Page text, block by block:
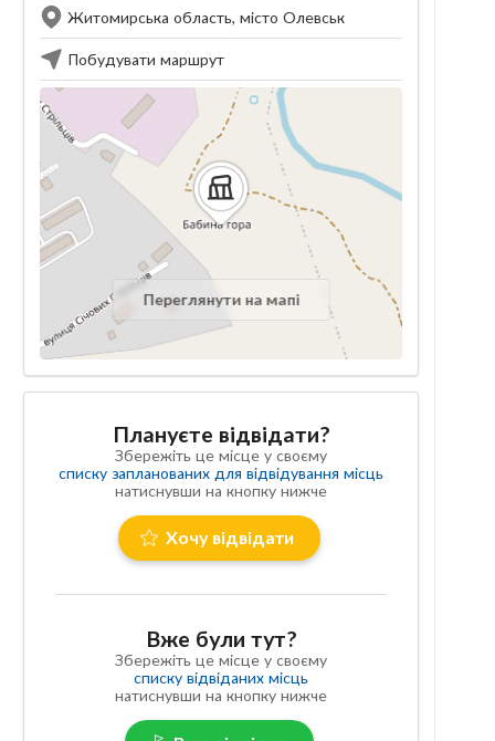
Житомирська область, місто Олевськ
Побудувати маршрут
Переглянути на мапі
Плануєте відвідати?
Збережіть це місце у своєму
списку запланованих для відвідування місць
натиснувши на кнопку нижче
Хочу відвідати
Вже були тут?
Збережіть це місце у своєму
списку відвіданих місць
натиснувши на кнопку нижче